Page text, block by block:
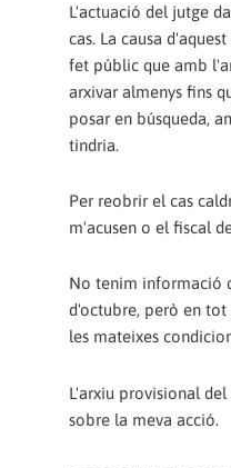
L'actuació del jutge
cas. La causa
fet públic que amb
arxivar almenys fins
posar en búsqueda,
tindria.
Per reobrir el cas
m'acusen o el fiscal
No tenim informació
d'octubre, però en tot
les mateixes
L'arxiu provisional
sobre la meva acció.